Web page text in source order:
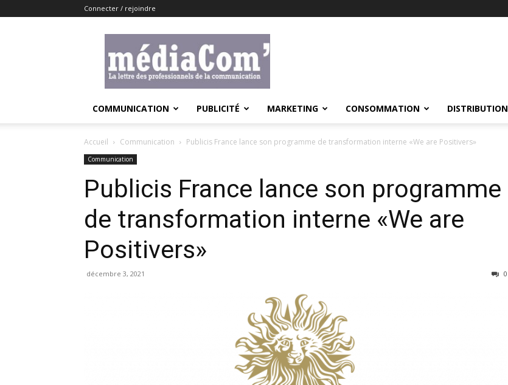
Connecter / rejoindre
COMMUNICATION PUBLICITÉ MARKETING CONSOMMATION DISTRIBUTION
Accueil Communication Publicis France lance son programme de transformation interne «We are Positivers»
Communication
Publicis France lance son programme
de transformation interne «We are
Positivers»
décembre 3, 2021 0